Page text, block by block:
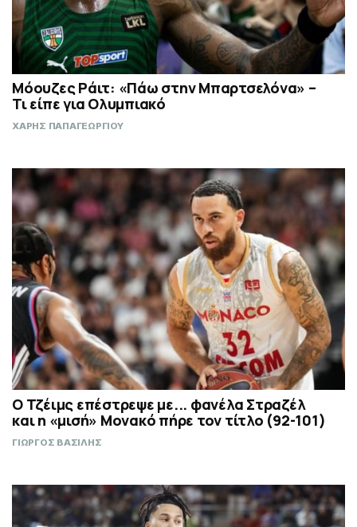
Μόουζες Ράιτ: «Πάω στην Μπαρτσελόνα» –
Τι είπε για Ολυμπιακό
ΧΑΡΗΣ ΠΑΠΑΓΕΩΡΓΙΟΥ
Ο Τζέιμς επέστρεψε με... φανέλα Στραζέλ
και η «μισή» Μονακό πήρε τον τίτλο (92-101)
ΓΙΩΡΓΟΣ ΒΑΣΙΛΗΣ